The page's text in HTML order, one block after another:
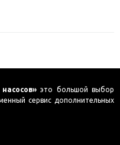
это большой выбор
сервис дополнительных